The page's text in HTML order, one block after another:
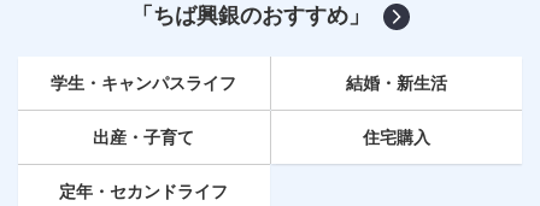
「ちば興銀のおすすめ」
学生・キャンパスライフ 結婚・新生活
出産・子育て 住宅購入
定年 ・セカンドライフ